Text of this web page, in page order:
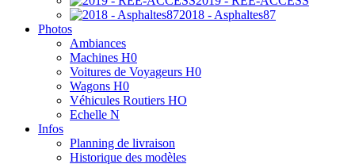
2018 - Asphaltes87
Photos
Ambiances
Machines H0
Voitures de Voyageurs H0
Wagons H0
Véhicules Routiers HO
Echelle N
Infos
Planning de livraison
Historique des modèles